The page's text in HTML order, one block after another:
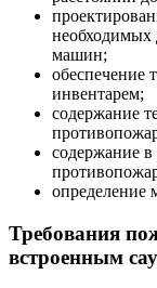
необходимых
машин;
обеспечение
инвентарем;
содержание
содержание
определение
Требования
встроенным